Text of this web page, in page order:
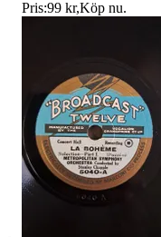
Pris:99 kr,Köp nu.